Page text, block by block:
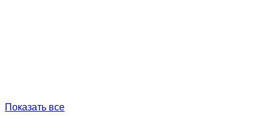
Показать все